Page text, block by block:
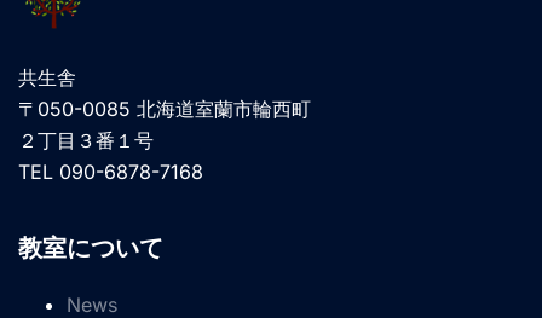
共生舎
〒050-0085 北海道室蘭市輪西町
２丁目３番１号
TEL 090-6878-7168
教室について
News